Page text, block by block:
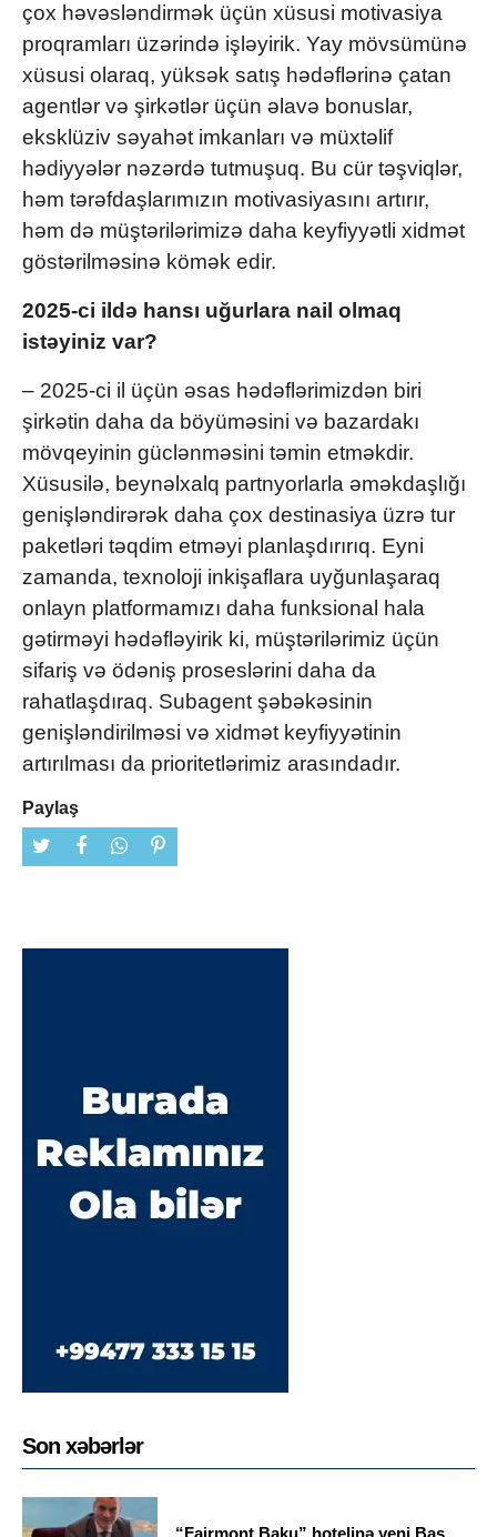
çox həvəsləndirmək üçün xüsusi motivasiya
proqramları üzərində işləyirik. Yay mövsümünə
xüsusi olaraq, yüksək satış hədəflərinə çatan
agentlər və şirkətlər üçün əlavə bonuslar,
eksklüziv səyahət imkanları və müxtəlif
hədiyyələr nəzərdə tutmuşuq. Bu cür təşviqlər,
həm tərəfdaşlarımızın motivasiyasını artırır,
həm də müştərilərimizə daha keyfiyyətli xidmət
göstərilməsinə kömək edir.
2025-ci ildə hansı uğurlara nail olmaq
istəyiniz var?
– 2025-ci il üçün əsas hədəflərimizdən biri
şirkətin daha da böyüməsini və bazardakı
mövqeyinin güclənməsini təmin etməkdir.
Xüsusilə, beynəlxalq partnyorlarla əməkdaşlığı
genişləndirərək daha çox destinasiya üzrə tur
paketləri təqdim etməyi planlaşdırırıq. Eyni
zamanda, texnoloji inkişaflara uyğunlaşaraq
onlayn platformamızı daha funksional hala
gətirməyi hədəfləyirik ki, müştərilərimiz üçün
sifariş və ödəniş proseslərini daha da
rahatlaşdıraq. Subagent şəbəkəsinin
genişləndirilməsi və xidmət keyfiyyətinin
artırılması da prioritetlərimiz arasındadır.
Paylaş
Son xəbərlər
“Fairmont Baku” hotelinə yeni Baş